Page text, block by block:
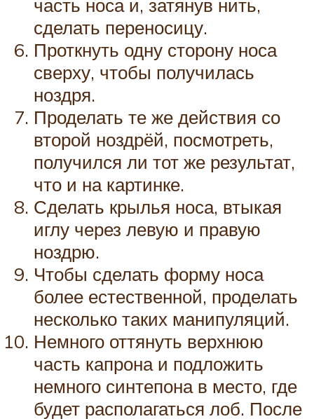
часть носа и, затянув нить,
сделать переносицу.
Проткнуть одну сторону носа
сверху, чтобы получилась
ноздря.
Проделать те же действия со
второй ноздрёй, посмотреть,
получился ли тот же результат,
что и на картинке.
Сделать крылья носа, втыкая
иглу через левую и правую
ноздрю.
Чтобы сделать форму носа
более естественной, проделать
несколько таких манипуляций.
Немного оттянуть верхнюю
часть капрона и подложить
немного синтепона в место, где
будет располагаться лоб. После